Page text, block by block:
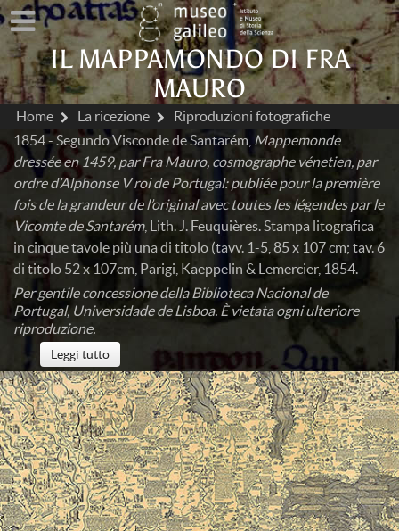
IL MAPPAMONDO DI FRA
MAURO
Home La ricezione
Riproduzioni fotografiche
1854 - Segundo Visconde de Santarém, Mappemonde
dressée en 1459, par Fra Mauro, cosmographe vénetien, par
ordre d’Alphonse V roi de Portugal: publiée pour la première
fois de la grandeur de l’original avec toutes les légendes par le
Vicomte de Santarém, Lith. J. Feuquières. Stampa litografica
in cinque tavole più una di titolo (tavv. 1-5, 85 x 107 cm; tav. 6
di titolo 52 x 107cm, Parigi, Kaeppelin & Lemercier, 1854.
Per gentile concessione della Biblioteca Nacional de
Portugal, Universidade de Lisboa. È vietata ogni ulteriore
riproduzione.
Leggi tutto